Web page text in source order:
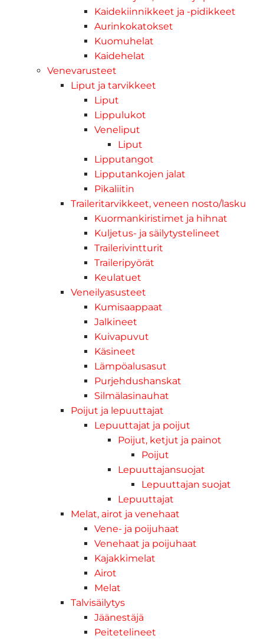
Kaidekiinnikkeet ja -pidikkeet
Aurinkokatokset
Kuomuhelat
Kaidehelat
Venevarusteet
Liput ja tarvikkeet
Liput
Lippulukot
Veneliput
Liput
Lipputangot
Lipputankojen jalat
Pikaliitin
Traileritarvikkeet, veneen nosto/lasku
Kuormankiristimet ja hihnat
Kuljetus- ja säilytystelineet
Trailerivintturit
Traileripyörät
Keulatuet
Veneilyasusteet
Kumisaappaat
Jalkineet
Kuivapuvut
Käsineet
Lämpöalusasut
Purjehdushanskat
Silmälasinauhat
Poijut ja lepuuttajat
Lepuuttajat ja poijut
Poijut, ketjut ja painot
Poijut
Lepuuttajansuojat
Lepuuttajan suojat
Lepuuttajat
Melat, airot ja venehaat
Vene- ja poijuhaat
Venehaat ja poijuhaat
Kajakkimelat
Airot
Melat
Talvisäilytys
Jäänestäjä
Peitetelineet